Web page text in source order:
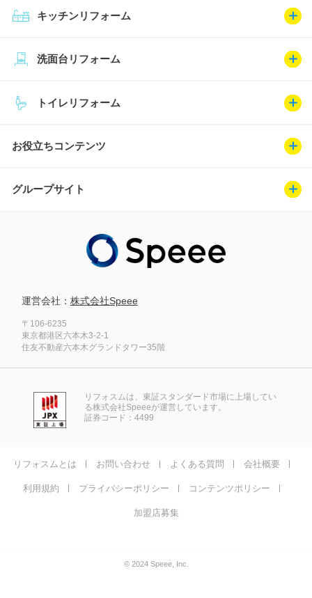
キッチンリフォーム
トイレリフォーム
洗面台リフォーム
お役立ちコンテンツ
グループサイト
運営会社： 株式会社Speee
〒106-6235
東京都港区六本木3-2-1
住友不動産六本木グランドタワー35階
リフォスムは、東証スタンダード市場に上場してい
る株式会社Speeeが運営しています。
証券コード：4499
リフォスムとは お問い合わせ よくある質問 会社概要
利用規約 プライバシーポリシー コンテンツポリシー
加盟店募集
© 2024 Speee, Inc.